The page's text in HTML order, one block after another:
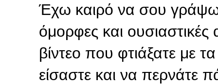
Έχω καιρό να σου γράψω
όμορφες και
βίντεο που φτιάξατε με
είσαστε και να περνάτε